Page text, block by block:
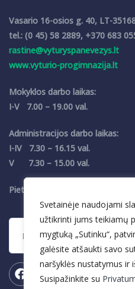
Svetainėje naudojami
užtikrinti jums teikiamų
mygtuką „Sutinku“,
galėsite atšaukti savo
naršyklės nustatymus ir
Susipažinkite su
Vasario 16-osios g. 40, LT-
tel.: (0 45) 58 2889, +370 683
rastine@vyturyspanevezys.lt
www.vyturio-progimnazija.lt
Mokyklos darbo laikas:
I-V 7.00 – 19.00 val.
Administracijos darbo laikas:
I-IV 7.30 – 16.15 val.
V 7.30 – 15.00 val.
Pietų pertrauka 12.00 – 12.30